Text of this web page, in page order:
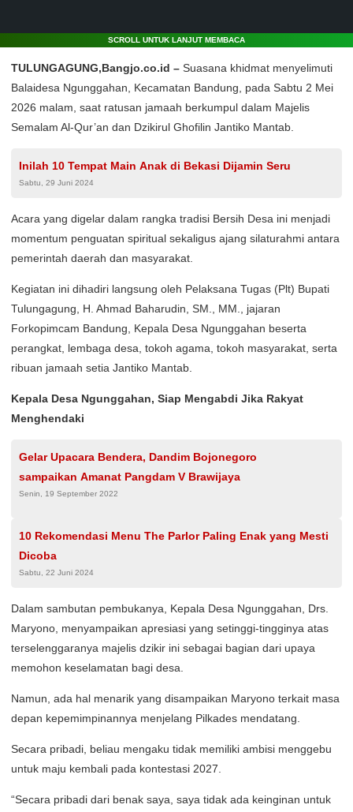
SCROLL UNTUK LANJUT MEMBACA
TULUNGAGUNG,Bangjo.co.id – Suasana khidmat menyelimuti
Balaidesa Ngunggahan, Kecamatan Bandung, pada Sabtu 2 Mei
2026 malam, saat ratusan jamaah berkumpul dalam Majelis
Semalam Al-Qur’an dan Dzikirul Ghofilin Jantiko Mantab.
Inilah 10 Tempat Main Anak di Bekasi Dijamin Seru
Sabtu, 29 Juni 2024
Acara yang digelar dalam rangka tradisi Bersih Desa ini menjadi
momentum penguatan spiritual sekaligus ajang silaturahmi antara
pemerintah daerah dan masyarakat.
Kegiatan ini dihadiri langsung oleh Pelaksana Tugas (Plt) Bupati
Tulungagung, H. Ahmad Baharudin, SM., MM., jajaran
Forkopimcam Bandung, Kepala Desa Ngunggahan beserta
perangkat, lembaga desa, tokoh agama, tokoh masyarakat, serta
ribuan jamaah setia Jantiko Mantab.
Kepala Desa Ngunggahan, Siap Mengabdi Jika Rakyat
Menghendaki
Gelar Upacara Bendera, Dandim Bojonegoro
sampaikan Amanat Pangdam V Brawijaya
Senin, 19 September 2022
10 Rekomendasi Menu The Parlor Paling Enak yang Mesti
Dicoba
Sabtu, 22 Juni 2024
Dalam sambutan pembukanya, Kepala Desa Ngunggahan, Drs.
Maryono, menyampaikan apresiasi yang setinggi-tingginya atas
terselenggaranya majelis dzikir ini sebagai bagian dari upaya
memohon keselamatan bagi desa.
Namun, ada hal menarik yang disampaikan Maryono terkait masa
depan kepemimpinannya menjelang Pilkades mendatang.
Secara pribadi, beliau mengaku tidak memiliki ambisi menggebu
untuk maju kembali pada kontestasi 2027.
“Secara pribadi dari benak saya, saya tidak ada keinginan untuk